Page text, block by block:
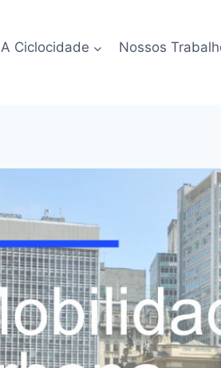
A Ciclocidade Nossos